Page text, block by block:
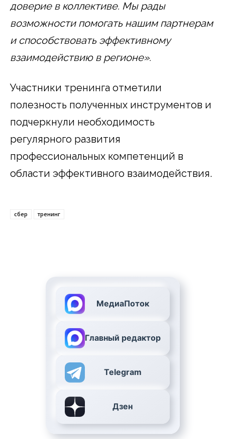
доверие в коллективе. Мы рады
возможности помогать нашим партнерам
и способствовать эффективному
взаимодействию в регионе».
Участники тренинга отметили
полезность полученных инструментов и
подчеркнули необходимость
регулярного развития
профессиональных компетенций в
области эффективного взаимодействия.
сбер тренинг
МедиаПоток
Главный редактор
Telegram
Дзен